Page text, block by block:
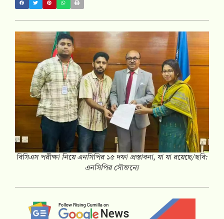
বিসিএস পরীক্ষা নিয়ে এনসিপির ১৫ দফা প্রস্তাবনা, যা যা রয়েছে/ছবি:
এনসিপির সৌজন্যে